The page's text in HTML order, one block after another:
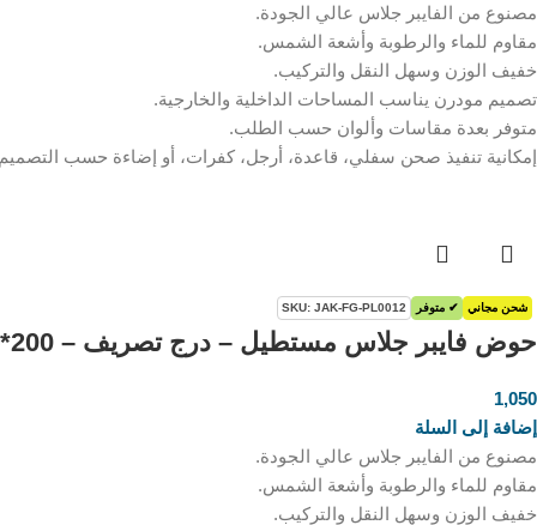
مصنوع من الفايبر جلاس عالي الجودة.
مقاوم للماء والرطوبة وأشعة الشمس.
خفيف الوزن وسهل النقل والتركيب.
تصميم مودرن يناسب المساحات الداخلية والخارجية.
متوفر بعدة مقاسات وألوان حسب الطلب.
إمكانية تنفيذ صحن سفلي، قاعدة، أرجل، كفرات، أو إضاءة حسب
شحن مجاني ✔ متوفر SKU: JAK-FG-PL0012
حوض فايبر جلاس مستطيل – درج تصريف – 200*30*30 سم
1,050
إضافة إلى السلة
مصنوع من الفايبر جلاس عالي الجودة.
مقاوم للماء والرطوبة وأشعة الشمس.
خفيف الوزن وسهل النقل والتركيب.